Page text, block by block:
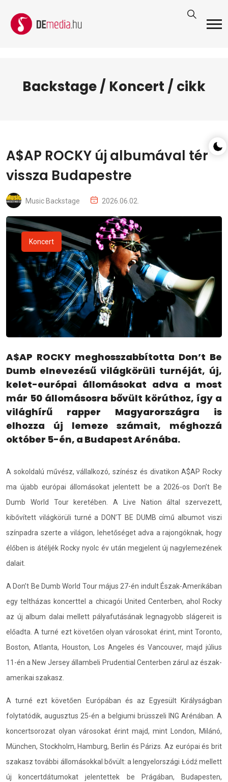
Backstage / Koncert / cikk
A$AP ROCKY új albumával tér
vissza Budapestre
Music Backstage 2026.06.02.
Koncert
A$AP ROCKY meghosszabbította Don’t Be
Dumb elnevezésű világkörüli turnéját, új,
kelet-európai állomásokat adva a most
már 50 állomásosra bővült körúthoz, így a
világhírű rapper Magyarországra is
elhozza új lemeze számait, méghozzá
október 5-én, a Budapest Arénába.
A sokoldalú művész, vállalkozó, színész és divatikon A$AP Rocky
ma újabb európai állomásokat jelentett be a 2026-os Don’t Be
Dumb World Tour keretében. A Live Nation által szervezett,
kibővített világkörüli turné a DON’T BE DUMB című albumot viszi
színpadra szerte a világon, lehetőséget adva a rajongóknak, hogy
élőben is átéljék Rocky nyolc év után megjelent új nagylemezének
dalait.
A Don’t Be Dumb World Tour május 27-én indult Észak-Amerikában
egy teltházas koncerttel a chicagói United Centerben, ahol Rocky
az új album dalai mellett pályafutásának legnagyobb slágereit is
előadta. A turné ezt követően olyan városokat érint, mint Toronto,
Boston, Atlanta, Houston, Los Angeles és Vancouver, majd július
11-én a New Jersey állambeli Prudential Centerben zárul az észak-
amerikai szakasz.
A turné ezt követően Európában és az Egyesült Királyságban
folytatódik, augusztus 25-én a belgiumi brüsszeli ING Arénában. A
koncertsorozat olyan városokat érint majd, mint London, Milánó,
München, Stockholm, Hamburg, Berlin és Párizs. Az európai és brit
szakasz további állomásokkal bővült: a lengyelországi Łódź mellett
új koncertdátumokat jelentettek be Prágában, Budapesten,